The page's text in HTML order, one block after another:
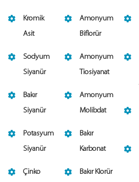
Kromik
Asit
Sodyum
Siyanür
Bakır
Siyanür
Potasyum
Siyanür
Çinko
Amonyum
Biflorür
Amonyum
Tiosiyanat
Amonyum
Molibdat
Bakır
Karbonat
Bakır Klorür